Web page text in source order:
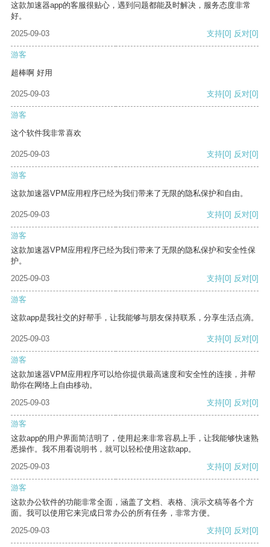
这款加速器app的客服很贴心，遇到问题都能及时解决，服务态度非常
好。
2025-09-03
支持[0] 反对[0]
游客
超棒啊 好用
2025-09-03 支持[0] 反对[0]
游客
这个软件我非常喜欢
2025-09-03 支持[0] 反对[0]
游客
这款加速器VPM应用程序已经为我们带来了无限的隐私保护和自由。
2025-09-03 支持[0] 反对[0]
游客
这款加速器VPM应用程序已经为我们带来了无限的隐私保护和安全性保
护。
2025-09-03
支持[0] 反对[0]
游客
这款app是我社交的好帮手，让我能够与朋友保持联系，分享生活点滴。
2025-09-03 支持[0] 反对[0]
游客
这款加速器VPM应用程序可以给你提供最高速度和安全性的连接，并帮
助你在网络上自由移动。
2025-09-03
支持[0] 反对[0]
游客
这款app的用户界面简洁明了，使用起来非常容易上手，让我能够快速熟
悉操作。我不用看说明书，就可以轻松使用这款app。
2025-09-03
支持[0] 反对[0]
游客
这款办公软件的功能非常全面，涵盖了文档、表格、演示文稿等各个方
面。我可以使用它来完成日常办公的所有任务，非常方便。
2025-09-03
支持[0] 反对[0]